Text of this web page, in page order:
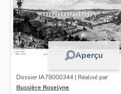
Aperçu
Dossier IA78000344 | Réalisé par
Bussière Roselyne